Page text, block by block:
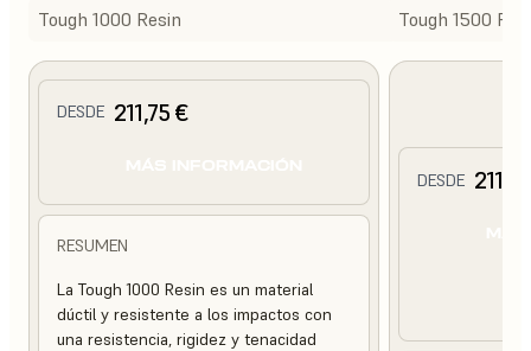
Tough 1000 Resin Tough 1500
DESDE 211,75 €
RESUMEN
La Tough 1000 Resin es un material
dúctil y resistente a los impactos con
una resistencia, rigidez y tenacidad
DESDE